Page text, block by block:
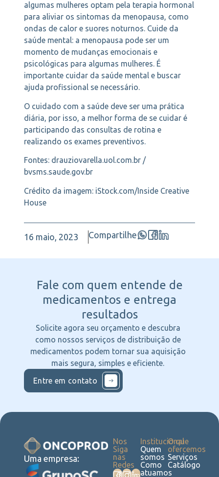
algumas mulheres optam pela terapia hormonal
para aliviar os sintomas da menopausa, como
ondas de calor e suores noturnos. Cuide da
saúde mental: a menopausa pode ser um
momento de mudanças emocionais e
psicológicas para algumas mulheres. É
importante cuidar da saúde mental e buscar
ajuda profissional se necessário.
O cuidado com a saúde deve ser uma prática
diária, por isso, a melhor forma de se cuidar é
participando das consultas de rotina e
realizando os exames preventivos.
Fontes: drauziovarella.uol.com.br /
bvsms.saude.gov.br
Crédito da imagem: iStock.com/Inside Creative
House
16 maio, 2023 Compartilhe
Fale com quem entende de
medicamentos e entrega
resultados
Solicite agora seu orçamento e descubra
como nossos serviços de distribuição de
medicamentos podem tornar sua aquisição
mais segura, simples e eficiente.
Entre em contato
Uma empresa:
Institucional
Quem
somos
Como
atuamos
O que
ofercemos
Serviços
Catálogo
Nos
Siga
nas
Redes